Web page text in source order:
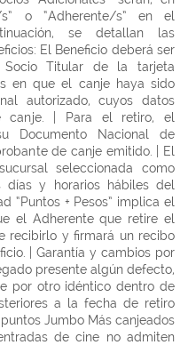
s” o “Adherente/s” en el
se detallan las
El Beneficio deberá ser
Socio Titular de la tarjeta
en que el canje haya sido
autorizado, cuyos datos
canje. | Para el retiro, el
Documento Nacional de
de canje emitido. | El
seleccionada como
días y horarios hábiles del
“Puntos + Pesos” implica el
el Adherente que retire el
recibirlo y firmará un recibo
| Garantía y cambios por
presente algún defecto,
por otro idéntico dentro de
a la fecha de retiro
Jumbo Más canjeados
de cine no admiten